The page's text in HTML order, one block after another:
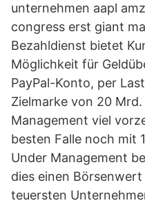
unternehmen aapl
congress erst giant
Bezahldienst bietet
Möglichkeit für
PayPal-Konto, per
Zielmarke von 20
Management viel
besten Falle noch mit
Under Management
dies einen
teuersten